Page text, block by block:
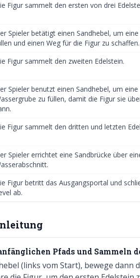
Figur sammelt den ersten von drei
Spieler betätigt einen Sandhebel, um eine
und einen Weg für die Figur zu schaffen.
Figur sammelt den zweiten Edelstein.
Spieler benutzt einen Sandhebel, um eine
zu füllen, damit die Figur sie
Figur sammelt den dritten und letzten
Spieler errichtet eine Sandbrücke über
Figur betritt das Ausgangsportal und
ab.
Pfads und Sammeln
(links vom Start), bewege dann